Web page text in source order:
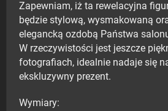
Zapewniam, iż ta rewelacyjna
będzie stylową, wysmakowaną
elegancką ozdobą Państwa
W rzeczywistości jest jeszcze
fotografiach, idealnie nadaje się
ekskluzywny prezent.
Wymiary: